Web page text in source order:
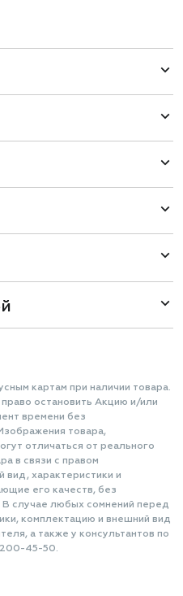
картам при наличии товара.
остановить Акцию и/или
времени без
товара,
отличаться от реального
в связи с правом
вид, характеристики и
его качеств, без
случае любых сомнений перед
комплектацию и внешний вид
а также у консультантов по
200-45-50.